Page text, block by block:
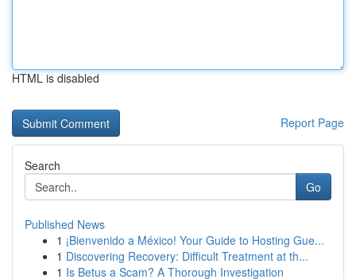
HTML is disabled
Report Page
Search
Go
Published News
1 ¡Bienvenido a México! Your Guide to Hosting Gue...
1 Discovering Recovery: Difficult Treatment at th...
1 Is Betus a Scam? A Thorough Investigation